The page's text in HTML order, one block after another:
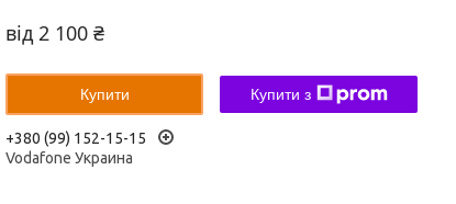
від 2 100 ₴
Купити Купити з
+380 (99) 152-15-15
Vodafone Украина